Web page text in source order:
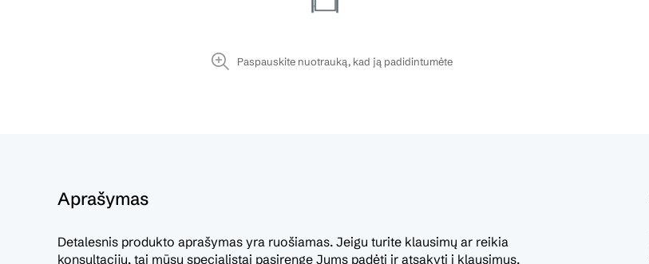
Paspauskite nuotrauką, kad ją padidintumėte
Aprašymas
Detalesnis produkto aprašymas yra ruošiamas. Jeigu turite klausimų ar reikia
konsultacijų, tai mūsų specialistai pasirengę Jums padėti ir atsakyti į klausimus.